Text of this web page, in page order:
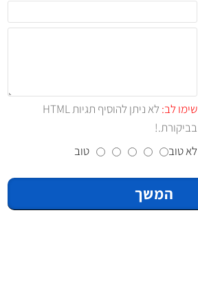
שימו לב:
לא ניתן להוסיף תגיות HTML
בביקורת.!
לא טוב טוב
המשך